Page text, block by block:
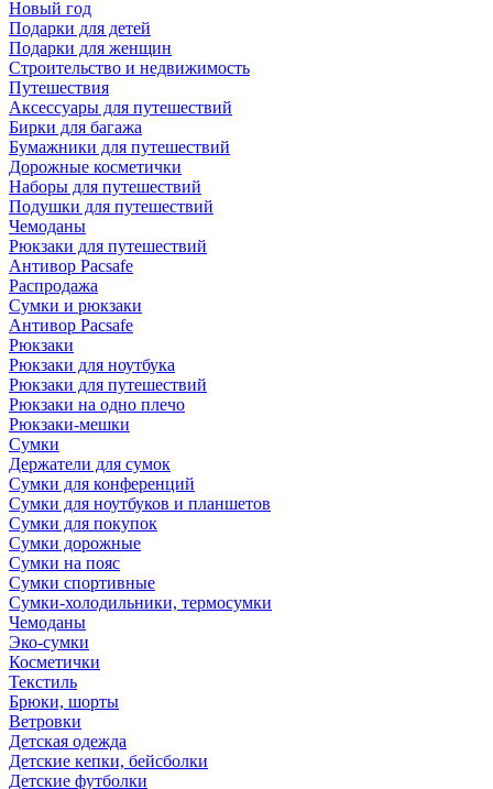
Новый год
Подарки для детей
Подарки для женщин
Строительство и недвижимость
Путешествия
Аксессуары для путешествий
Бирки для багажа
Бумажники для путешествий
Дорожные косметички
Наборы для путешествий
Подушки для путешествий
Чемоданы
Рюкзаки для путешествий
Антивор Pacsafe
Распродажа
Сумки и рюкзаки
Антивор Pacsafe
Рюкзаки
Рюкзаки для ноутбука
Рюкзаки для путешествий
Рюкзаки на одно плечо
Рюкзаки-мешки
Сумки
Держатели для сумок
Сумки для конференций
Сумки для ноутбуков и планшетов
Сумки для покупок
Сумки дорожные
Сумки на пояс
Сумки спортивные
Сумки-холодильники, термосумки
Чемоданы
Эко-сумки
Косметички
Текстиль
Брюки, шорты
Ветровки
Детская одежда
Детские кепки, бейсболки
Детские футболки